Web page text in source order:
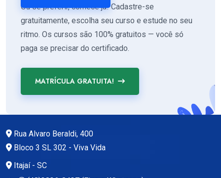
Ou se preferir, comece já! Cadastre-se
gratuitamente, escolha seu curso e estude no seu
ritmo. Os cursos são 100% gratuitos — você só
paga se precisar do certificado.
MATRÍCULA GRATUITA!
Rua Alvaro Beraldi, 400
Bloco 3 SL 302 - Viva Vida
Itajaí - SC